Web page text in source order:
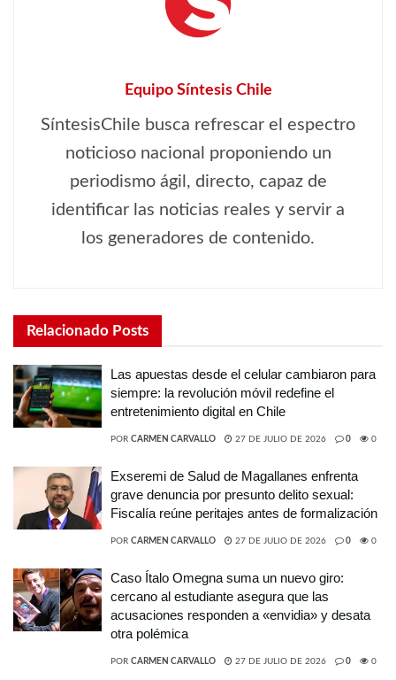
Equipo Síntesis Chile
SíntesisChile busca refrescar el espectro
noticioso nacional proponiendo un
periodismo ágil, directo, capaz de
identificar las noticias reales y servir a
los generadores de contenido.
Relacionado Posts
Las apuestas desde el celular cambiaron para
siempre: la revolución móvil redefine el
entretenimiento digital en Chile
POR CARMEN CARVALLO 27 DE JULIO DE 2026 0 0
Exseremi de Salud de Magallanes enfrenta
grave denuncia por presunto delito sexual:
Fiscalía reúne peritajes antes de formalización
POR CARMEN CARVALLO 27 DE JULIO DE 2026 0 0
Caso Ítalo Omegna suma un nuevo giro:
cercano al estudiante asegura que las
acusaciones responden a «envidia» y desata
otra polémica
POR CARMEN CARVALLO 27 DE JULIO DE 2026 0 0